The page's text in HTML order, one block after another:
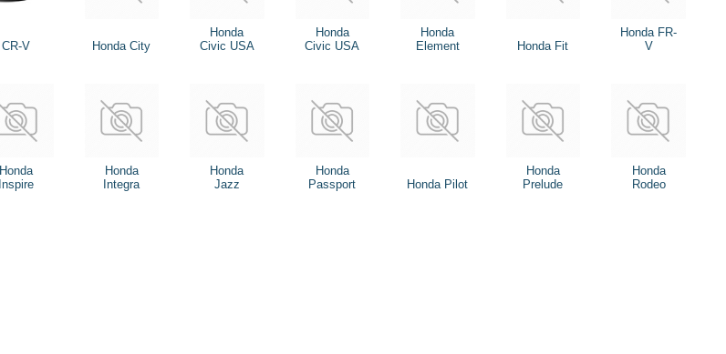
CR-V Honda City
Honda
Civic USA
Honda
Civic USA
Honda
Element
Honda Fit
Honda FR-
V
Honda
Inspire
Honda
Integra
Honda
Jazz
Honda
Passport
Honda Pilot
Honda
Prelude
Honda
Rodeo